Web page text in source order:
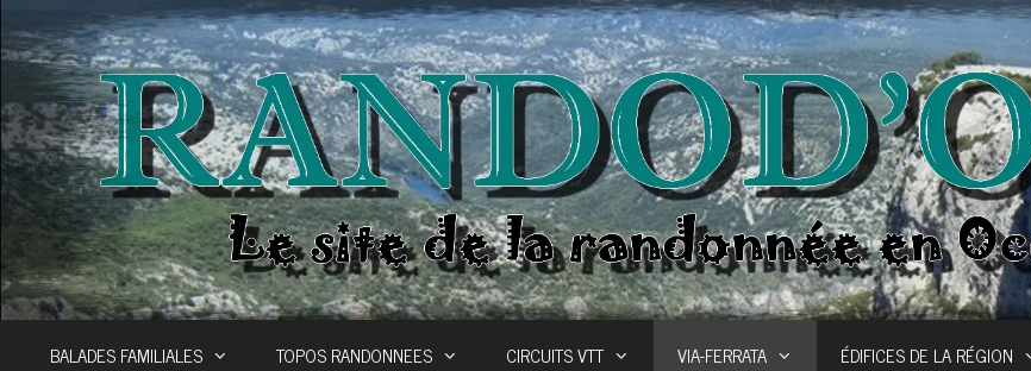
Aller
au
contenu
BALADES FAMILIALES TOPOS RANDONNEES CIRCUITS VTT VIA-FERRATA ÉDIFICES DE LA RÉGION